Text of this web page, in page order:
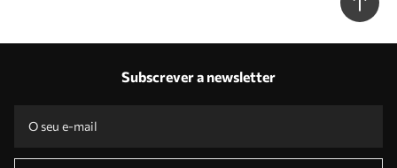
Subscrever a newsletter